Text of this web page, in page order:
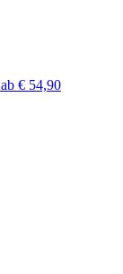
ab € 54,90